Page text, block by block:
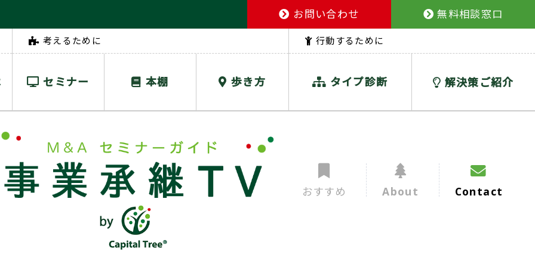
お問い合わせ 無料相談窓口
考えるために
セミナー 本棚 歩き方
行動するために
タイプ診断 解決策ご紹介
おすすめ About Contact